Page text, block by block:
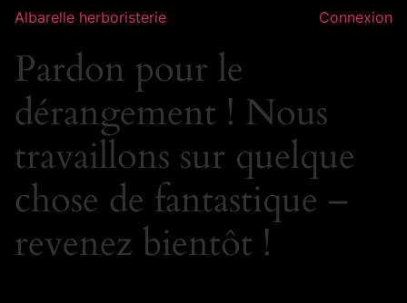
Albarelle herboristerie Connexion
Pardon pour le
dérangement ! Nous
travaillons sur quelque
chose de fantastique –
revenez bientôt !